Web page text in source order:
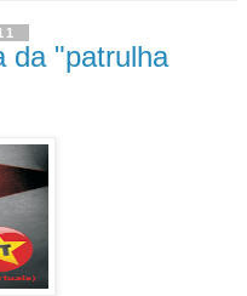
da "patrulha